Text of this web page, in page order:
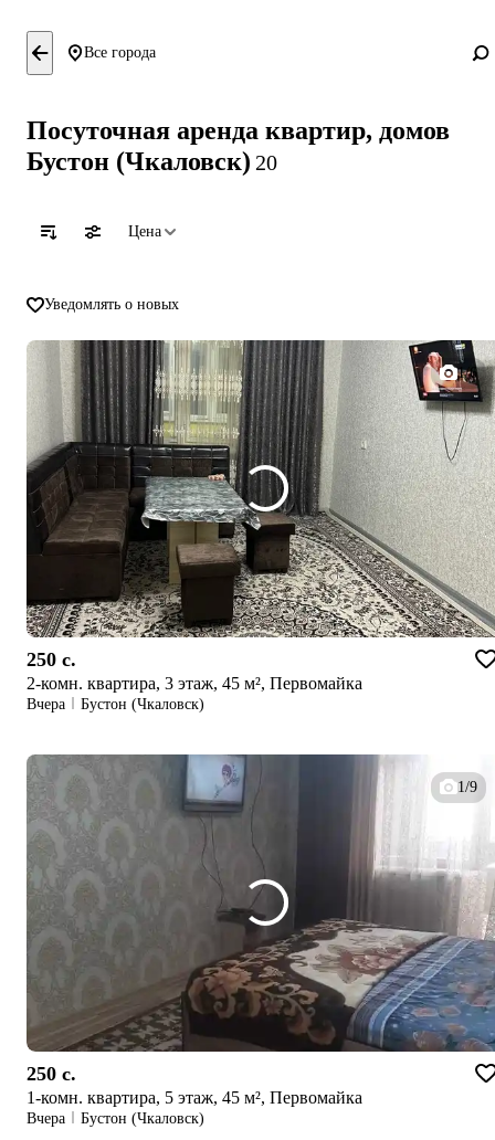
Все города
Посуточная аренда квартир, домов
Бустон (Чкаловск) 20
Цена
Уведомлять о новых
1/6
250 c.
2-комн. квартира, 3 этаж, 45 м², Первомайка
Вчера Бустон (Чкаловск)
1/9
250 c.
1-комн. квартира, 5 этаж, 45 м², Первомайка
Вчера Бустон (Чкаловск)